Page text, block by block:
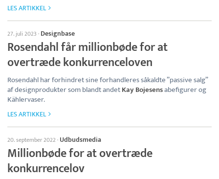
LES ARTIKKEL
27. juli 2023 · Designbase
Rosendahl får millionbøde for at
overtræde konkurrenceloven
Rosendahl har forhindret sine forhandleres såkaldte ”passive salg”
af designprodukter som blandt andetKay Bojesensabefigurer og
Kählervaser.
LES ARTIKKEL
20. september 2022· Udbudsmedia
Millionbøde for at overtræde
konkurrencelov